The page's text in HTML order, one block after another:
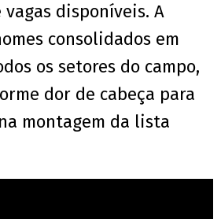
disponíveis. A
consolidados em
os setores do campo,
dor de cabeça para
na montagem da lista